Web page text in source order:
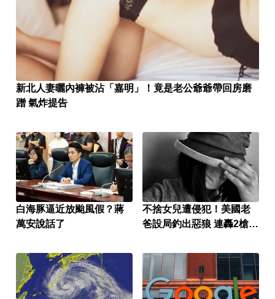
新北人妻曬內褲被沾「嘉明」！竟是老公爺爺帶回房磨
蹭 氣炸提告
白海豚逼近放颱風假？蔣
萬安說話了
不捨女兒遭侵犯！美國老
爸設局釣出惡狼 連轟2槍復